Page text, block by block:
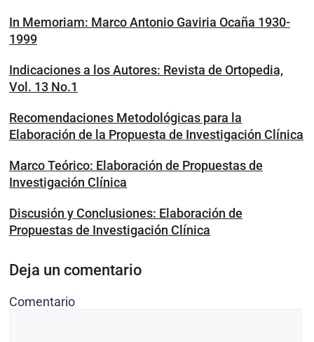
In Memoriam: Marco Antonio Gaviria Ocaña 1930-
1999
Indicaciones a los Autores: Revista de Ortopedia,
Vol. 13 No.1
Recomendaciones Metodológicas para la
Elaboración de la Propuesta de Investigación Clínica
Marco Teórico: Elaboración de Propuestas de
Investigación Clínica
Discusión y Conclusiones: Elaboración de
Propuestas de Investigación Clínica
Deja un comentario
Comentario